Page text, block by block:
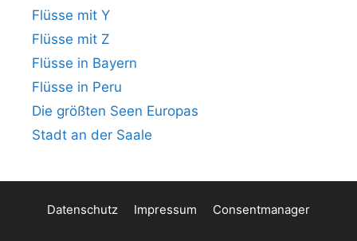
Flüsse mit Y
Flüsse mit Z
Flüsse in Bayern
Flüsse in Peru
Die größten Seen Europas
Stadt an der Saale
Datenschutz Impressum Consentmanager